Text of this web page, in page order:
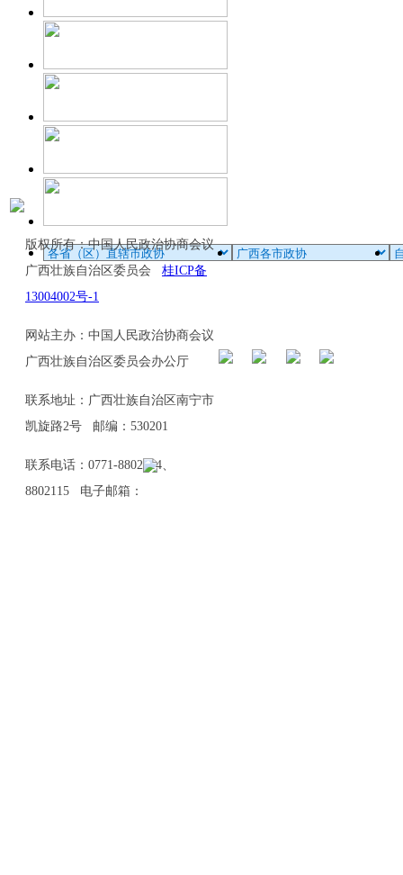
版权所有：中国人民政治协商会议
广西壮族自治区委员会 桂ICP备
13004002号-1
网站主办：中国人民政治协商会议
广西壮族自治区委员会办公厅
联系地址：广西壮族自治区南宁市
凯旋路2号 邮编：530201
联系电话：0771-8802114、
8802115 电子邮箱：